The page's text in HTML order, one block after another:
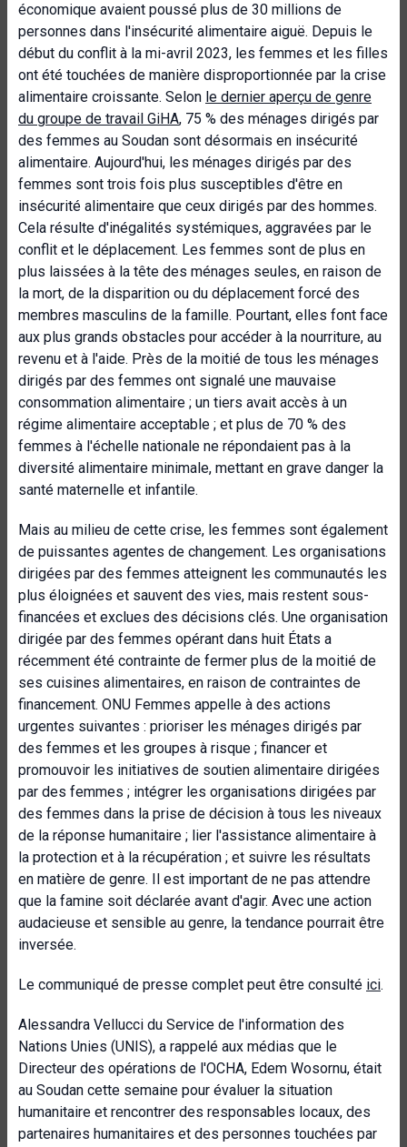
économique avaient poussé plus de 30 millions de
personnes dans l'insécurité alimentaire aiguë. Depuis le
début du conflit à la mi-avril 2023, les femmes et les filles
ont été touchées de manière disproportionnée par la crise
alimentaire croissante. Selon le dernier aperçu de genre
du groupe de travail GiHA, 75 % des ménages dirigés par
des femmes au Soudan sont désormais en insécurité
alimentaire. Aujourd'hui, les ménages dirigés par des
femmes sont trois fois plus susceptibles d'être en
insécurité alimentaire que ceux dirigés par des hommes.
Cela résulte d'inégalités systémiques, aggravées par le
conflit et le déplacement. Les femmes sont de plus en
plus laissées à la tête des ménages seules, en raison de
la mort, de la disparition ou du déplacement forcé des
membres masculins de la famille. Pourtant, elles font face
aux plus grands obstacles pour accéder à la nourriture, au
revenu et à l'aide. Près de la moitié de tous les ménages
dirigés par des femmes ont signalé une mauvaise
consommation alimentaire ; un tiers avait accès à un
régime alimentaire acceptable ; et plus de 70 % des
femmes à l'échelle nationale ne répondaient pas à la
diversité alimentaire minimale, mettant en grave danger la
santé maternelle et infantile.
Mais au milieu de cette crise, les femmes sont également
de puissantes agentes de changement. Les organisations
dirigées par des femmes atteignent les communautés les
plus éloignées et sauvent des vies, mais restent sous-
financées et exclues des décisions clés. Une organisation
dirigée par des femmes opérant dans huit États a
récemment été contrainte de fermer plus de la moitié de
ses cuisines alimentaires, en raison de contraintes de
financement. ONU Femmes appelle à des actions
urgentes suivantes : prioriser les ménages dirigés par
des femmes et les groupes à risque ; financer et
promouvoir les initiatives de soutien alimentaire dirigées
par des femmes ; intégrer les organisations dirigées par
des femmes dans la prise de décision à tous les niveaux
de la réponse humanitaire ; lier l'assistance alimentaire à
la protection et à la récupération ; et suivre les résultats
en matière de genre. Il est important de ne pas attendre
que la famine soit déclarée avant d'agir. Avec une action
audacieuse et sensible au genre, la tendance pourrait être
inversée.
Le communiqué de presse complet peut être consulté ici.
Alessandra Vellucci du Service de l'information des
Nations Unies (UNIS), a rappelé aux médias que le
Directeur des opérations de l'OCHA, Edem Wosornu, était
au Soudan cette semaine pour évaluer la situation
humanitaire et rencontrer des responsables locaux, des
partenaires humanitaires et des personnes touchées par